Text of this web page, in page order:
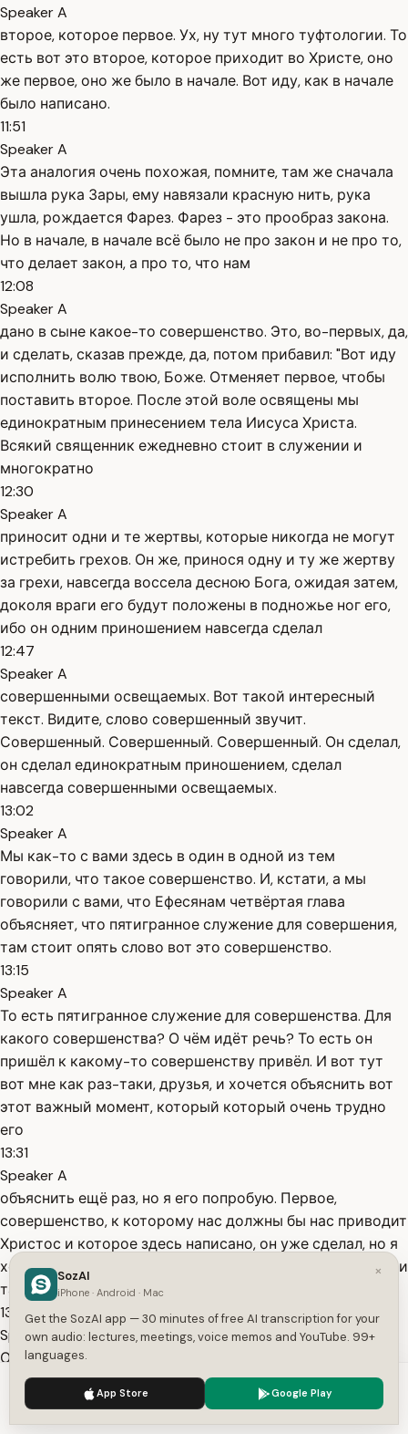
Speaker A
второе, которое первое. Ух, ну тут много туфтологии. То
есть вот это второе, которое приходит во Христе, оно
же первое, оно же было в начале. Вот иду, как в начале
было написано.
11:51
Speaker A
Эта аналогия очень похожая, помните, там же сначала
вышла рука Зары, ему навязали красную нить, рука
ушла, рождается Фарез. Фарез - это прообраз закона.
Но в начале, в начале всё было не про закон и не про то,
что делает закон, а про то, что нам
12:08
Speaker A
дано в сыне какое-то совершенство. Это, во-первых, да,
и сделать, сказав прежде, да, потом прибавил: "Вот иду
исполнить волю твою, Боже. Отменяет первое, чтобы
поставить второе. После этой воле освящены мы
единократным принесением тела Иисуса Христа.
Всякий священник ежедневно стоит в служении и
многократно
12:30
Speaker A
приносит одни и те жертвы, которые никогда не могут
истребить грехов. Он же, принося одну и ту же жертву
за грехи, навсегда воссела десною Бога, ожидая затем,
доколя враги его будут положены в подножье ног его,
ибо он одним приношением навсегда сделал
12:47
Speaker A
совершенными освещаемых. Вот такой интересный
текст. Видите, слово совершенный звучит.
Совершенный. Совершенный. Совершенный. Он сделал,
он сделал единократным приношением, сделал
навсегда совершенными освещаемых.
13:02
Speaker A
Мы как-то с вами здесь в один в одной из тем
говорили, что такое совершенство. И, кстати, а мы
говорили с вами, что Ефесянам четвёртая глава
объясняет, что пятигранное служение для совершения,
там стоит опять слово вот это совершенство.
13:15
Speaker A
То есть пятигранное служение для совершенства. Для
какого совершенства? О чём идёт речь? То есть он
пришёл к какому-то совершенству привёл. И вот тут
вот мне как раз-таки, друзья, и хочется объяснить вот
этот важный момент, который который очень трудно
его
13:31
Speaker A
объяснить ещё раз, но я его попробую. Первое,
совершенство, к которому нас должны бы нас приводит
Христос и которое здесь написано, он уже сделал, но я
хочу утверждать, что он ещё не сделал. Я хочу привести
такую антиномию противоречия.
13:45
Speaker A
Он сделал, но ещё не сделал это совершенство. Что за
совершенство, к которому он нас приводит?
Совершенство, к которому Господь решил нас
привести - это передать, вот задумайтесь, ещё раз мы
We use cookies to enhance your experience.
×
SozAI
iPhone · Android · Mac
Get the SozAI app — 30 minutes of free AI transcription for your
own audio: lectures, meetings, voice memos and YouTube. 99+
languages.
App Store Google Play